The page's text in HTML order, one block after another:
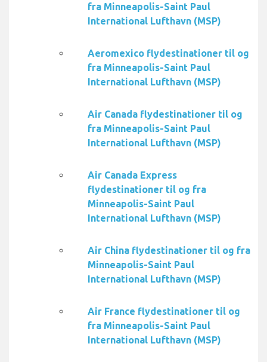
fra Minneapolis-Saint Paul
International Lufthavn (MSP)
Aeromexico flydestinationer til og
fra Minneapolis-Saint Paul
International Lufthavn (MSP)
Air Canada flydestinationer til og
fra Minneapolis-Saint Paul
International Lufthavn (MSP)
Air Canada Express
flydestinationer til og fra
Minneapolis-Saint Paul
International Lufthavn (MSP)
Air China flydestinationer til og fra
Minneapolis-Saint Paul
International Lufthavn (MSP)
Air France flydestinationer til og
fra Minneapolis-Saint Paul
International Lufthavn (MSP)